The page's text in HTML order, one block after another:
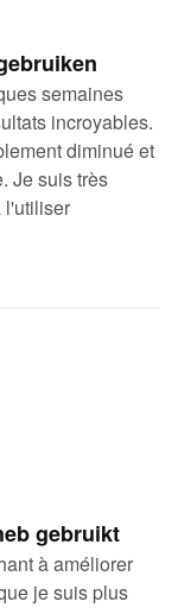
semaines
incroyables.
diminué et
Je suis très
l'utiliser
gebruikt
à améliorer
je suis plus